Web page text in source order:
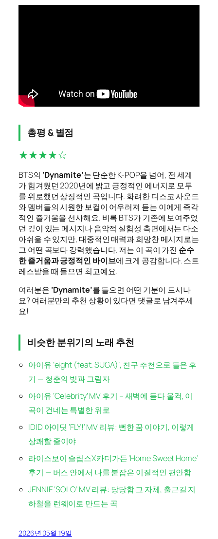
총평 & 별점
★★★★☆
BTS의 ‘Dynamite’는 단순한 K-POP을 넘어, 전 세계
가 힘겨웠던 2020년에 밝고 긍정적인 에너지로 모두
를 위로했던 상징적인 곡입니다. 화려한 디스코 사운드
와 멤버들의 시원한 보컬이 어우러져 듣는 이에게 즉각
적인 즐거움을 선사해요. 비록 BTS가 기존에 보여주었
던 깊이 있는 메시지나 음악적 실험성 측면에서는 다소
아쉬울 수 있지만, 대중적인 매력과 희망찬 메시지로는
그 어떤 곡보다 강력했습니다. 저는 이 곡이 가진 순수
한 즐거움과 긍정적인 바이브에 크게 공감합니다. 스트
레스받을 때 들으면 최고예요.
여러분은 ‘Dynamite’를 들으면 어떤 기분이 드시나
요? 여러분만의 추천 상황이 있다면 댓글로 남겨주세
요!
비슷한 분위기의 노래 추천
아이유 ‘eight (feat. SUGA)’, 친구 추천으로 들은 후
기 — 청춘의 빛과 그림자
아이유 ‘Celebrity’ MV 후기 – 새벽에 듣다 울컥, 이
곡이 건네는 특별한 위로
IDID 아이딧 ‘FLY!’ MV 리뷰: 뻔한 꿈 이야기, 이렇게
상쾌할 줄이야
라이스보이 슬립스X카더가든 ‘Home Sweet Home’
후기 — 버스 안에서 나를 붙잡은 이질적인 편안함
JENNIE ‘SOLO’ MV 리뷰: 당당함 그 자체, 출근길 지
하철을 런웨이로 만드는 곡
2026년 05월 19일